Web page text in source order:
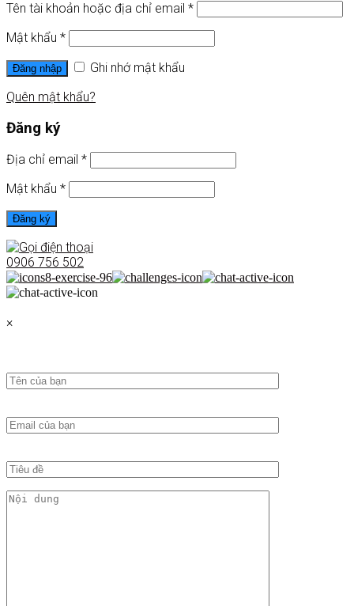
Tên tài khoản hoặc địa chỉ email *
Mật khẩu *
Đăng nhập
Ghi nhớ mật khẩu
Quên mật khẩu?
Đăng ký
Địa chỉ email *
Mật khẩu *
Đăng ký
0906 756 502
×